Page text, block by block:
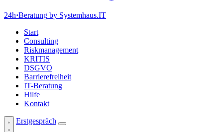
24h·Beratung by Systemhaus.IT
Start
Consulting
Riskmanagement
KRITIS
DSGVO
Barrierefreiheit
IT-Beratung
Hilfe
Kontakt
Erstgespräch